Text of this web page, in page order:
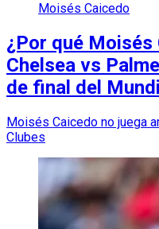
Moisés Caicedo
¿Por qué Moisés
Chelsea vs
de final del
Moisés Caicedo no juega
Clubes